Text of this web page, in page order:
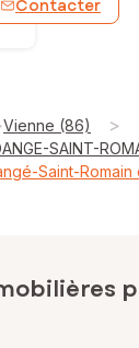
Contacter
Vienne (86) >
SAINT-
Saint-Romain